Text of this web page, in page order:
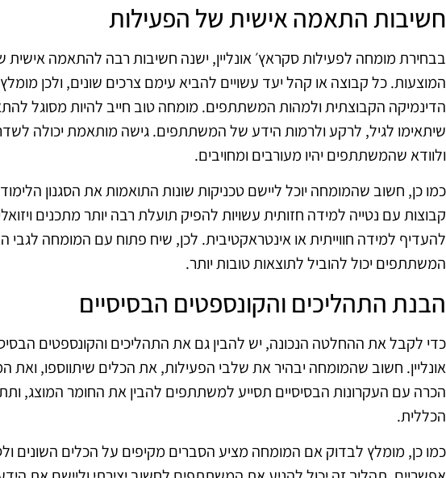
חשיבות התאמה אישית של הפעילות
בבחירת מומחה לפעילות סקראץ׳ אונליין, ישנה חשיבות רבה להתאמה אישית
המוצעות. כל קבוצה או קהל יעד עשויים להביא עימם צרכים שונים, ולכן
הדינמיקה הקבוצתית ולמהות המשתתפים. מומחה טוב חייב להיות מסוגל
שיתאימו לגיל, לרקע ולרמות הידע של המשתתפים. גישה מותאמת יכולה
ולוודא שהמשתתפים יהיו מעורבים ומחויבים.
כמו כן, חשוב שהמומחה יוכל ליישם טכניקות שונות התואמות את הסגנון
קבוצות עם נטייה למידה חזותית עשויות להפיק תועלת רבה יותר מתכנים
להעדיף למידה חווייתית או אינטראקטיבית. לכן, שיח פתוח עם המומחה לגבי
המשתתפים יכול להוביל לתוצאות טובות יותר.
הבנת התהליכים והקונספטים הבסיסיים
כדי לקבל את ההחלטה הנכונה, יש להבין גם את התהליכים והקונספטים
אונליין. חשוב שהמומחה יבהיר את שלבי הפעילות, את הכלים שיתווספו, ואת
הכרה עם העקרונות הבסיסיים תסייע למשתתפים להבין את החומר המוצג,
הכללית.
כמו כן, מומלץ לבדוק אם המומחה מציע הסברים מקיפים על הכלים השונים